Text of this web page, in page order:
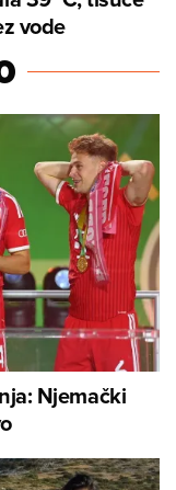
vode
Njemački